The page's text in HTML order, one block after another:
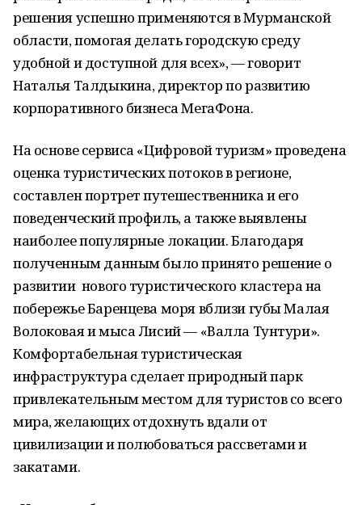
решения успешно применяются в Мурманской
области, помогая делать городскую среду
удобной и доступной для всех», — говорит
Наталья Талдыкина, директор по развитию
корпоративного бизнеса МегаФона.
На основе сервиса «Цифровой туризм» проведена
оценка туристических потоков в регионе,
составлен портрет путешественника и его
поведенческий профиль, а также выявлены
наиболее популярные локации. Благодаря
полученным данным было принято решение о
развитии нового туристического кластера на
побережье Баренцева моря вблизи губы Малая
Волоковая и мыса Лисий — «Валла Тунтури».
Комфортабельная туристическая
инфраструктура сделает природный парк
привлекательным местом для туристов со всего
мира, желающих отдохнуть вдали от
цивилизации и полюбоваться рассветами и
закатами.